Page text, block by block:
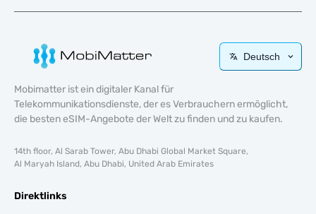
Deutsch
Mobimatter ist ein digitaler Kanal für
Telekommunikationsdienste, der es Verbrauchern ermöglicht,
die besten eSIM-Angebote der Welt zu finden und zu kaufen.
14th floor, Al Sarab Tower, Abu Dhabi Global Market Square,
Al Maryah Island, Abu Dhabi, United Arab Emirates
Direktlinks